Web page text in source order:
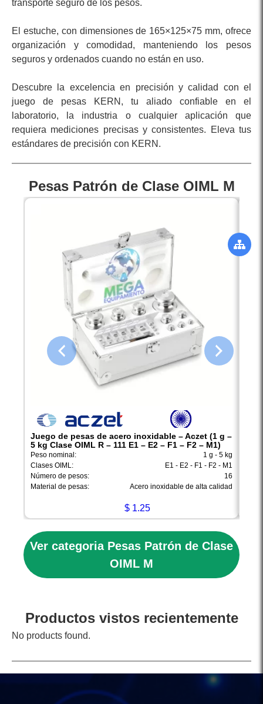
transporte seguro de los pesos.
El estuche, con dimensiones de 165×125×75 mm, ofrece
organización y comodidad, manteniendo los pesos
seguros y ordenados cuando no están en uso.
Descubre la excelencia en precisión y calidad con el
juego de pesas KERN, tu aliado confiable en el
laboratorio, la industria o cualquier aplicación que
requiera mediciones precisas y consistentes. Eleva tus
estándares de precisión con KERN.
Pesas Patrón de Clase OIML M
Juego de pesas de acero inoxidable – Aczet (1 g –
5 kg Clase OIML R – 111 E1 – E2 – F1 – F2 – M1)
Peso nominal:
1 g - 5 kg
Clases OIML:
E1 - E2 - F1 - F2 - M1
Número de pesos:
16
Material de pesas:
Acero inoxidable de alta calidad
$ 1.25
Ver categoria Pesas Patrón de Clase
OIML M
Productos vistos recientemente
No products found.